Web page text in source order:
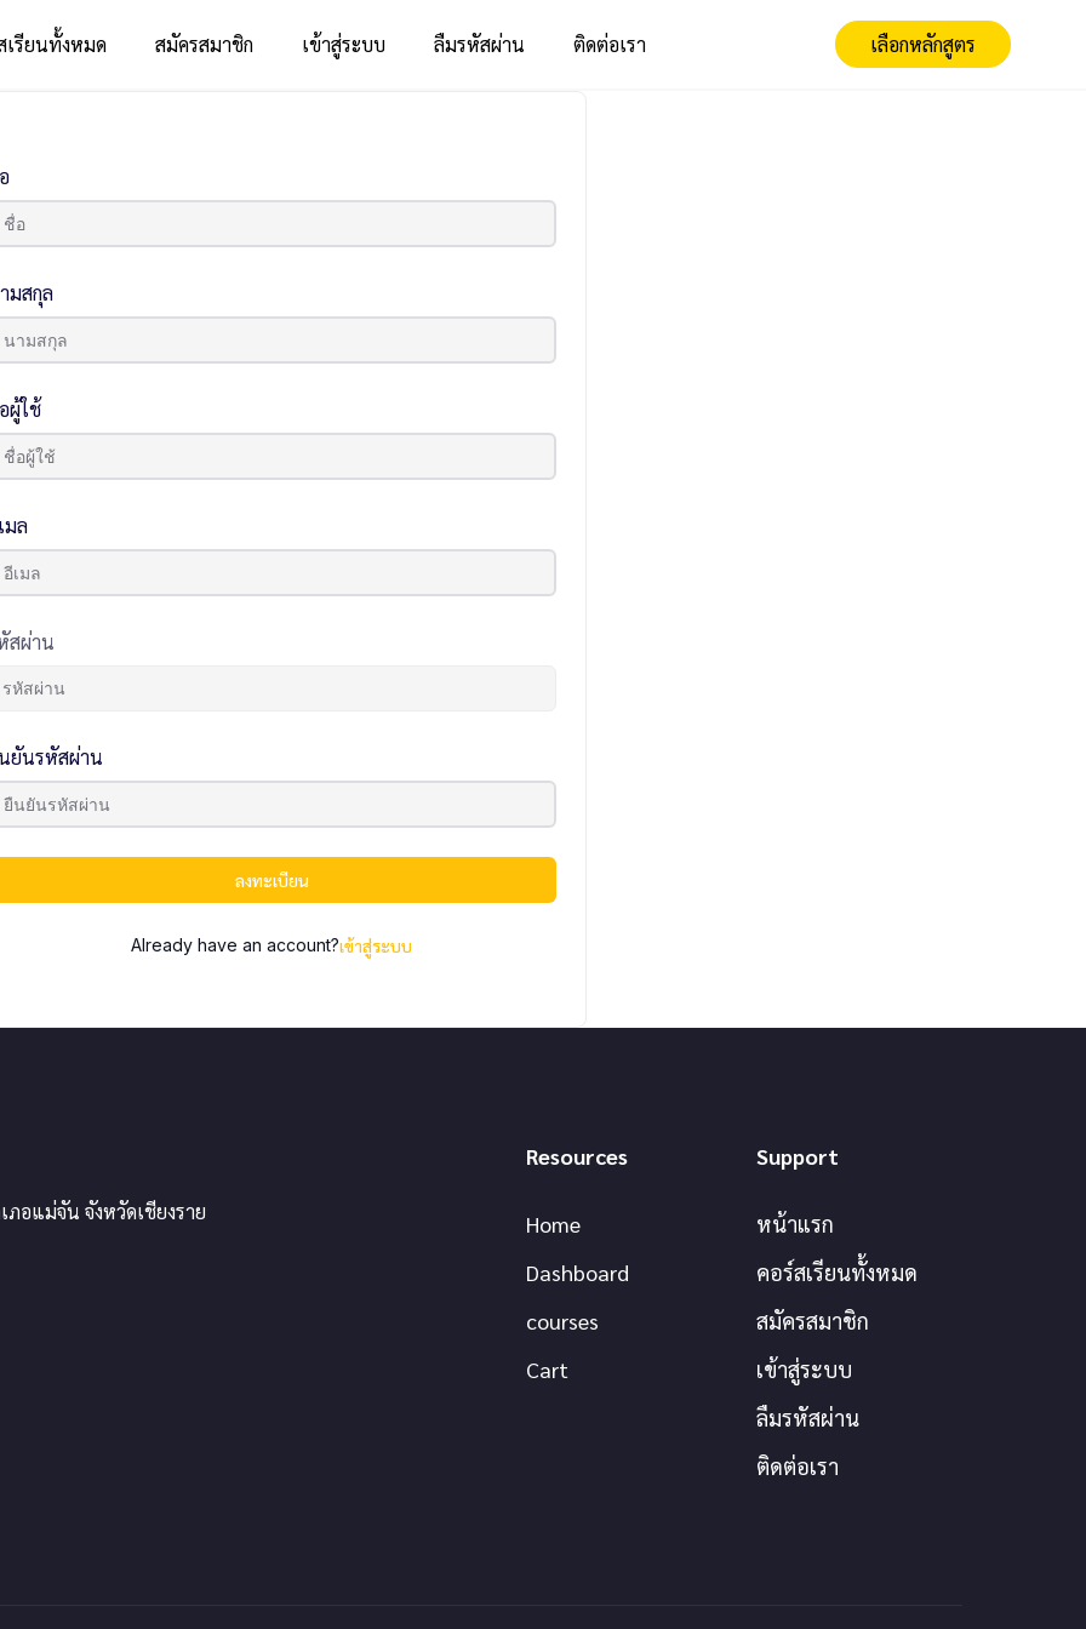
เรียนทั้งหมด สมัครสมาชิก เข้าสู่ระบบ ลืมรหัสผ่าน ติดต่อเรา เลือกหลักสูตร
มสกุล
ผู้ใช้
มล
สผ่าน
ยันรหัสผ่าน
ลงทะเบียน
Already have an account?เข้าสู่ระบบ
อแม่จัน จังหวัดเชียงราย
Resources
Home
Dashboard
courses
Cart
Support
หน้าแรก
คอร์สเรียนทั้งหมด
สมัครสมาชิก
เข้าสู่ระบบ
ลืมรหัสผ่าน
ติดต่อเรา